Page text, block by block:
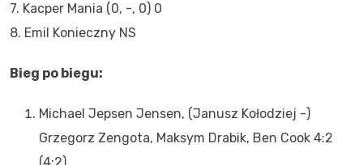
7. Kacper Mania (0, -, 0) 0
8. Emil Konieczny NS
Bieg po biegu:
Michael Jepsen Jensen, (Janusz Kołodziej -)
Grzegorz Zengota, Maksym Drabik, Ben Cook 4:2